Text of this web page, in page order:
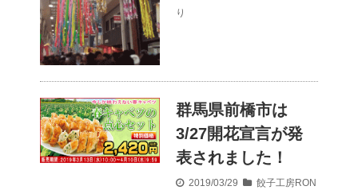
り
群馬県前橋市は
3/27開花宣言が発
表されました！
2019/03/29
餃子工房RON